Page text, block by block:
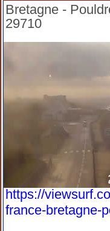
Pouldreuzic
Bretagne -
29710
https://
france-bretagne-